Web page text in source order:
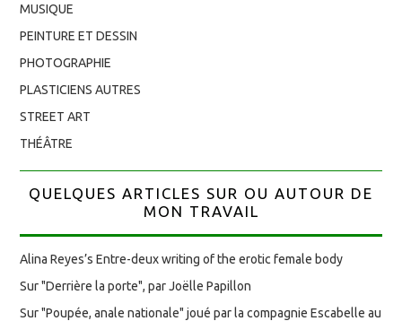
MUSIQUE
PEINTURE ET DESSIN
PHOTOGRAPHIE
PLASTICIENS AUTRES
STREET ART
THÉÂTRE
QUELQUES ARTICLES SUR OU AUTOUR DE
MON TRAVAIL
Alina Reyes’s Entre-deux writing of the erotic female body
Sur "Derrière la porte", par Joëlle Papillon
Sur "Poupée, anale nationale" joué par la compagnie Escabelle au